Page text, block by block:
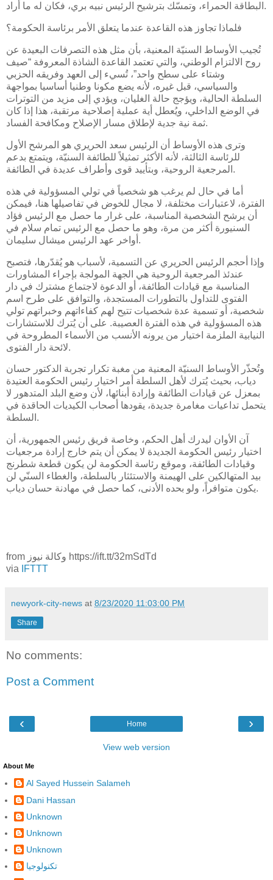
البطاقة الحمراء، وتمسّك بترشيح الرئيس نبيه بري، فكان له ما أراد.
فلماذا تجاوز هذه القاعدة عندما يتعلق الأمر برئاسة الحكومة؟
تُجيب الأوساط السنيّة المعنية، بأن مثل هذه التصرفات البعيدة عن
روح الالتزام الوطني، والتي تعتمد القاعدة الشاذة المعروفة “صيف
وشتاء على سطح واحد”، تُسيء إلى العهد وفريقه الحزبي
والسياسي، قبل غيره، لأنه يضع مكونا وطنيا أساسيا بمواجهة
السلطة الحالية، ويؤجج حالة الغليان، ويؤدي إلى مزيد من التوترات
في الوضع الداخلي، ويُعطل أية عملية إصلاحية مرتقبة، هذا إذا كان
ثمة نية جدية لإطلاق مسار الإصلاح ومكافحة الفساد.
وترى هذه الأوساط أن الرئيس سعد الحريري هو المرشح الأول
للرئاسة الثالثة، لأنه الأكثر تمثيلاً للطائفة السنيّة، ويتمتع بدعم
المرجعية الروحية، وبتأييد قوى وأطراف عديدة في الطائفة.
أما في حال لم يرغب هو شخصياً في تولي المسؤولية في هذه
الفترة، لاعتبارات مختلفة، لا مجال للخوض في تفاصيلها هنا، فيمكن
أن يرشح الشخصية المناسبة، على غرار ما حصل مع الرئيس فؤاد
السنيورة أكثر من مرة، وهو ما حصل مع الرئيس تمام سلام في
أواخر عهد الرئيس ميشال سليمان.
وإذا أحجم الرئيس الحريري عن التسمية، لأسباب هو يُقدّرها، فتصبح
عندئذ المرجعية الروحية هي الجهة المولجة بإجراء المشاورات
المناسبة مع قيادات الطائفة، أو الدعوة لاجتماع مشترك في دار
الفتوى للتداول بالتطورات المستجدة، والتوافق على طرح اسم
شخصية، أو تسمية عدة شخصيات تتيح لهم كفاءاتهم وخبراتهم تولي
هذه المسؤولية في هذه الفترة العصيبة. على أن يُترك للاستشارات
النيابية الملزمة اختيار من يرونه الأنسب من الأسماء المطروحة في
لائحة دار الفتوى.
وتُحذّر الأوساط السنيّة المعنية من مغبة تكرار تجربة الدكتور حسان
دياب، بحيث يُترك لأهل السلطة أمر اختيار رئيس الحكومة العتيدة
بمعزل عن قيادات الطائفة وإرادة أبنائها، لأن وضع البلد المتدهور لا
يتحمل تداعيات مغامرة جديدة، يقودها أصحاب الكيديات الحاقدة في
السلطة.
آن الأوان ليدرك أهل الحكم، وخاصة فريق رئيس الجمهورية، أن
اختيار رئيس الحكومة الجديدة لا يمكن أن يتم خارج إرادة مرجعيات
وقيادات الطائفة، وموقع رئاسة الحكومة لن يكون قطعة شطرنج
بيد المتهالكين على الهيمنة والاستئثار بالسلطة، والغطاء السنّي لن
يكون متوافراً، ولو بحده الأدنى، كما حصل في مهادنة حسان دياب.
from وكالة نيوز https://ift.tt/32mSdTd
via
IFTTT
newyork-city-news at 8/23/2020 11:03:00 PM
Share
No comments:
Post a Comment
‹ ›
Home
View web version
About Me
Al Sayed Hussein Salameh
Dani Hassan
Unknown
Unknown
Unknown
تكنولوجيا